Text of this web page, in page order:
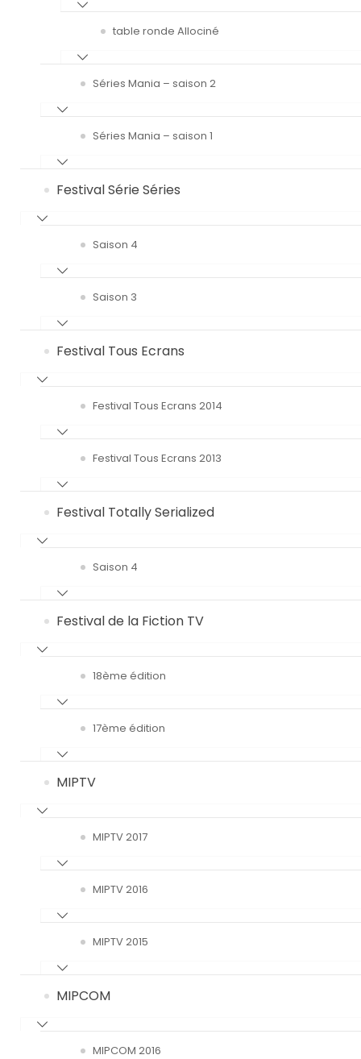
table ronde Allociné
Séries Mania – saison 2
Séries Mania – saison 1
Festival Série Séries
Saison 4
Saison 3
Festival Tous Ecrans
Festival Tous Ecrans 2014
Festival Tous Ecrans 2013
Festival Totally Serialized
Saison 4
Festival de la Fiction TV
18ème édition
17ème édition
MIPTV
MIPTV 2017
MIPTV 2016
MIPTV 2015
MIPCOM
MIPCOM 2016